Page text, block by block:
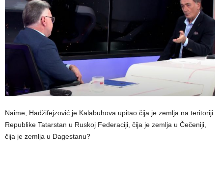
Naime, Hadžifejzović je Kalabuhova upitao čija je zemlja na teritoriji
Republike Tatarstan u Ruskoj Federaciji, čija je zemlja u Čečeniji,
čija je zemlja u Dagestanu?